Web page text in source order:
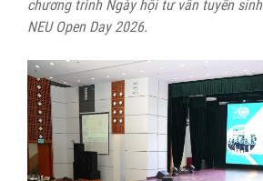
chương trình Ngày hội tư vấn tuyển
NEU Open Day 2026.